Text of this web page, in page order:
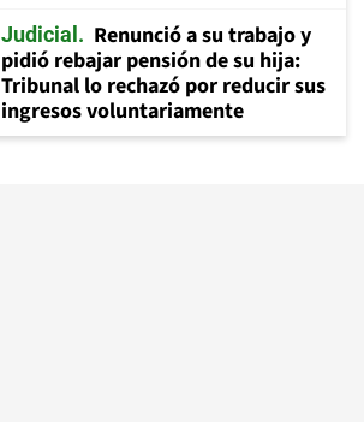
Judicial
Renunció a su trabajo y
pidió rebajar pensión de su hija:
Tribunal lo rechazó por reducir sus
ingresos voluntariamente